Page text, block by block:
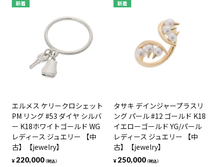
新着
エルメス ケリークロシェット
PM リング #53 ダイヤ シルバ
ー K18ホワイトゴールド WG
レディース ジュエリー 【中
古】【jewelry】
¥ 220,000（税込）
新着
タサキ デインジャープラスリ
ング パール #12 ゴールド K18
イエローゴールド YG/パール
レディース ジュエリー 【中
古】【jewelry】
¥ 250,000（税込）